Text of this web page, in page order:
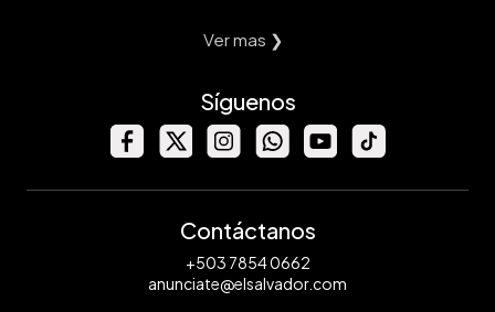
Ver mas ❯
Síguenos
Contáctanos
+503 7854 0662
anunciate@elsalvador.com